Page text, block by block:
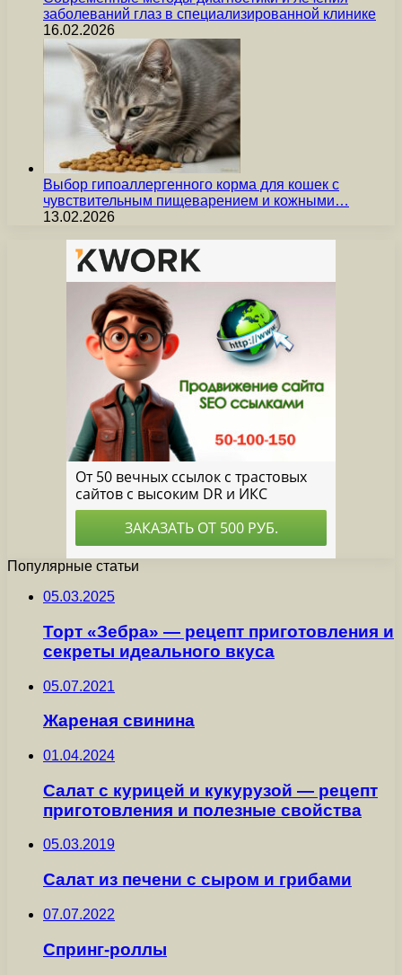
заболеваний глаз в специализированной клинике
16.02.2026
Выбор гипоаллергенного корма для кошек с
чувствительным пищеварением и кожными…
13.02.2026
Популярные статьи
05.03.2025
Торт «Зебра» — рецепт приготовления и
секреты идеального вкуса
05.07.2021
Жареная свинина
01.04.2024
Салат с курицей и кукурузой — рецепт
приготовления и полезные свойства
05.03.2019
Салат из печени с сыром и грибами
07.07.2022
Спринг-роллы